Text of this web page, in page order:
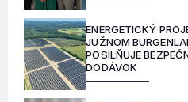
ENERGETICKÝ
JUŽNOM
POSILŇUJE
DODÁVOK